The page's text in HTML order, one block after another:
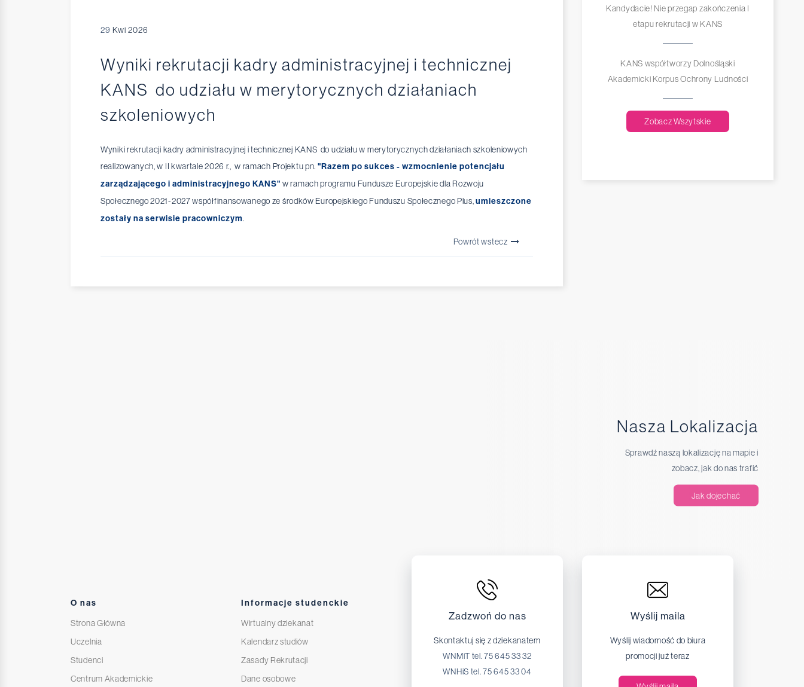
Kandydacie! Nie przegap zakończenia I
etapu rekrutacji w KANS
KANS współtworzy Dolnośląski
Akademicki Korpus Ochrony Ludności
Zobacz Wszytskie
29 Kwi 2026
Wyniki rekrutacji kadry administracyjnej i technicznej
KANS do udziału w merytorycznych działaniach
szkoleniowych
Wyniki rekrutacji kadry administracyjnej i technicznej KANS do udziału w merytorycznych działaniach szkoleniowych
realizowanych, w II kwartale 2026 r., w ramach Projektu pn. "Razem po sukces - wzmocnienie potencjału
zarządzającego i administracyjnego KANS" w ramach programu Fundusze Europejskie dla Rozwoju
Społecznego 2021-2027 współfinansowanego ze środków Europejskiego Funduszu Społecznego Plus,umieszczone
zostały na serwisie pracowniczym.
Powrót wstecz
Nasza Lokalizacja
Sprawdź naszą lokalizację na mapie i
zobacz, jak do nas trafić
Jak dojechać
O nas
Strona Główna
Uczelnia
Studenci
Centrum Akademickie
Informacje studenckie
Wirtualny dziekanat
Kalendarz studiów
Zasady Rekrutacji
Dane osobowe
Zadzwoń do nas
Skontaktuj się z dziekanatem
WNMiT tel. 75 645 33 32
WNHiS tel. 75 645 33 04
Wyślij maila
Wyślij wiadomość do biura
promocji już teraz